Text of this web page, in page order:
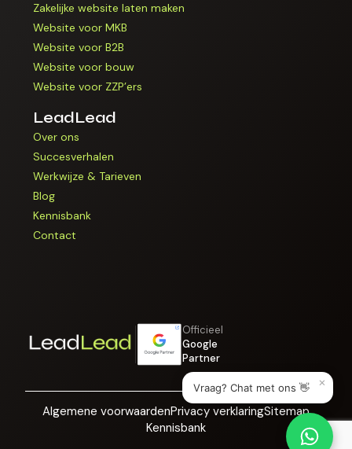
Zakelijke website laten maken
Website voor MKB
Website voor B2B
Website voor bouw
Website voor ZZP’ers
LeadLead
Over ons
Succesverhalen
Werkwijze & Tarieven
Blog
Kennisbank
Contact
Officieel
Google
Partner
Algemene voorwaardenPrivacy verklaringSitemap
Kennisbank
×
Vraag? Chat met ons 👋